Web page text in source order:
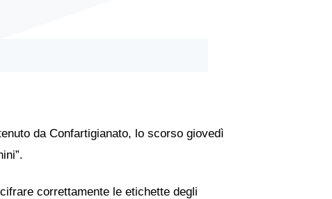
da Confartigianato, lo scorso giovedì
correttamente le etichette degli